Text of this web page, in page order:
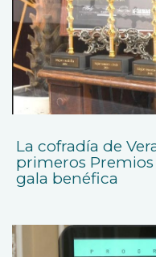
La cofradía de
primeros Premios
gala benéfica